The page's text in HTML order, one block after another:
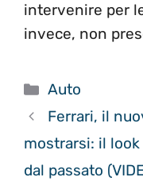
intervenire per
invece, non
Categorie
Auto
Ferrari, il
mostrarsi: il
dal passato